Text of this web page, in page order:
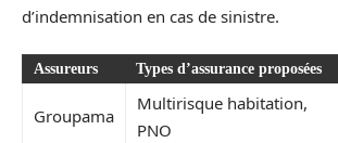
d’indemnisation en cas de sinistre.
Assureurs Types d’assurance proposées
Groupama
Multirisque habitation,
PNO